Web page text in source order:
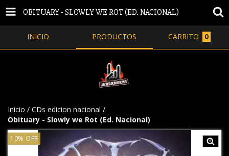
OBITUARY - SLOWLY WE ROT (ED. NACIONAL)
INICIO PRODUCTOS CARRITO 0
Inicio / CDs edicion nacional /
Obituary - Slowly we Rot (Ed. Nacional)
10% OFF